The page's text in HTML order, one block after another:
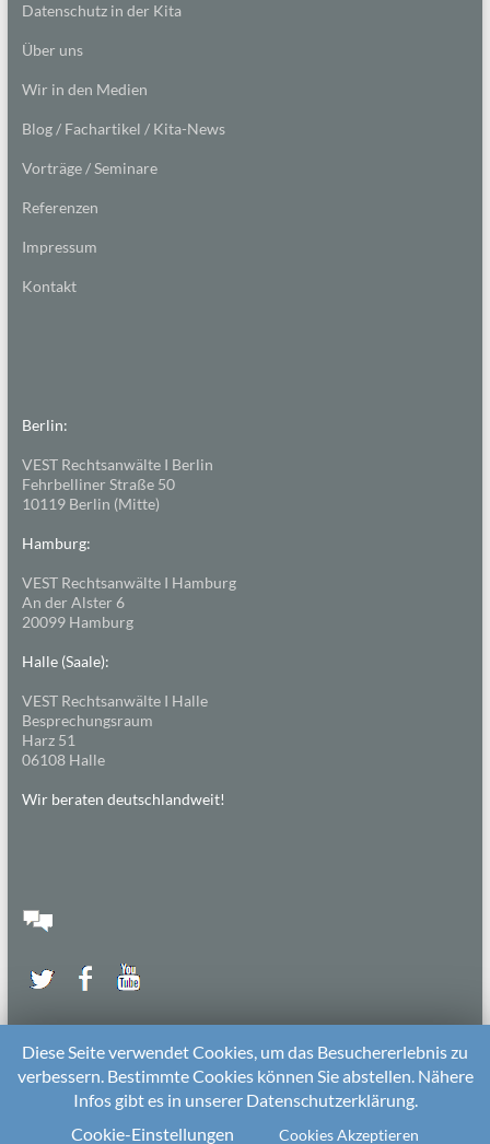
Datenschutz in der Kita
Über uns
Wir in den Medien
Blog / Fachartikel / Kita-News
Vorträge / Seminare
Referenzen
Impressum
Kontakt
Berlin:
VEST Rechtsanwälte I Berlin
Fehrbelliner Straße 50
10119 Berlin (Mitte)
Hamburg:
VEST Rechtsanwälte I Hamburg
An der Alster 6
20099 Hamburg
Halle (Saale):
VEST Rechtsanwälte I Halle
Besprechungsraum
Harz 51
06108 Halle
Wir beraten deutschlandweit!
2026 beiDie KitarechtlerUnterstützt von:WordPress. Theme: Spacious von
ThemeGrill
Diese Seite verwendet Cookies, um das Besuchererlebnis zu
verbessern. Bestimmte Cookies können Sie abstellen. Nähere
Infos gibt es in unserer Datenschutzerklärung.
Cookie-Einstellungen
Cookies Akzeptieren